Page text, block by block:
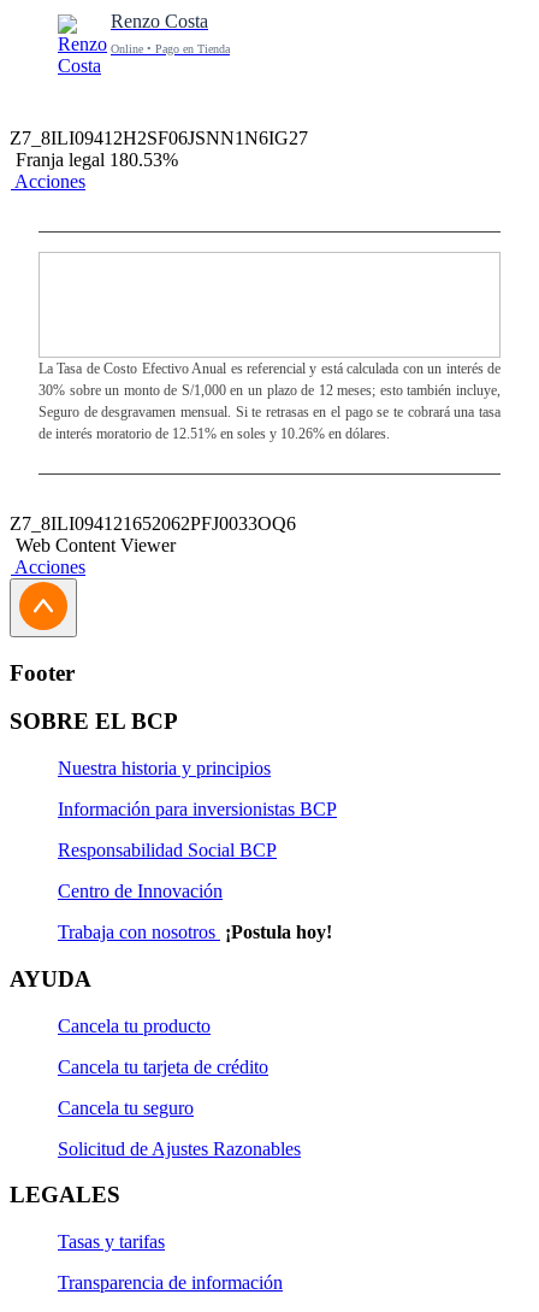
Renzo Costa
Online • Pago en Tienda
Z7_8ILI09412H2SF06JSNN1N6IG27
Franja legal 180.53%
Acciones
La Tasa de Costo Efectivo Anual es referencial y está calculada con un interés de
30% sobre un monto de S/1,000 en un plazo de 12 meses; esto también incluye,
Seguro de desgravamen mensual. Si te retrasas en el pago se te cobrará una tasa
de interés moratorio de 12.51% en soles y 10.26% en dólares.
Z7_8ILI094121652062PFJ0033OQ6
Web Content Viewer
Acciones
Footer
SOBRE EL BCP
Nuestra historia y principios
Información para inversionistas BCP
Responsabilidad Social BCP
Centro de Innovación
Trabaja con nosotros ¡Postula hoy!
AYUDA
Cancela tu producto
Cancela tu tarjeta de crédito
Cancela tu seguro
Solicitud de Ajustes Razonables
LEGALES
Tasas y tarifas
Transparencia de información